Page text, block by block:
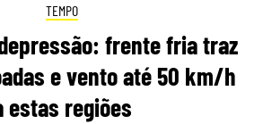
TEMPO
frente fria traz
e vento até 50 km/h
estas regiões